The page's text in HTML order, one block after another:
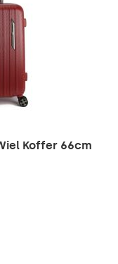
Koffer 66cm